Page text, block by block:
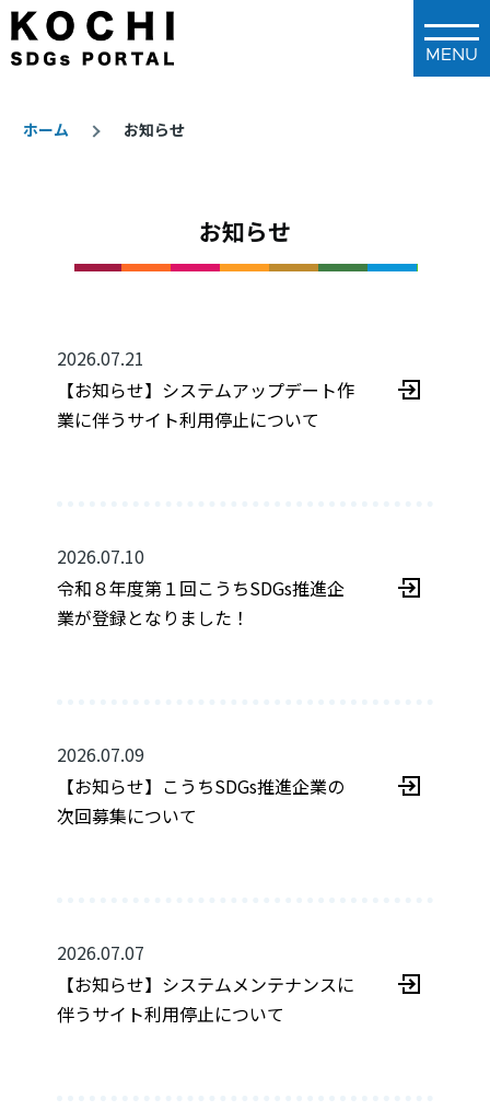
メインコンテンツに移動
ホーム お知らせ
お知らせ
2026.07.21
【お知らせ】システムアップデート作
業に伴うサイト利用停止について
2026.07.10
令和８年度第１回こうちSDGs推進企
業が登録となりました！
2026.07.09
【お知らせ】こうちSDGs推進企業の
次回募集について
2026.07.07
【お知らせ】システムメンテナンスに
伴うサイト利用停止について